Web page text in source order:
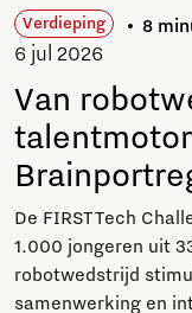
Verdieping 8
6 jul 2026
Van
De FIRST Tech
1.000 jongeren uit
robotwedstrijd
samenwerking en